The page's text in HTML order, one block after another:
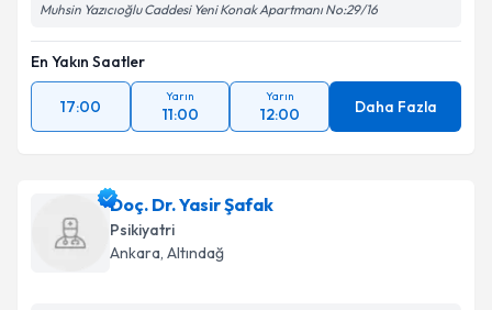
Muhsin Yazıcıoğlu Caddesi Yeni Konak Apartmanı No:29/16
En Yakın Saatler
17:00
Yarın
11:00
Yarın
12:00 Daha Fazla
Doç. Dr. Yasir Şafak
Psikiyatri
Ankara, Altındağ